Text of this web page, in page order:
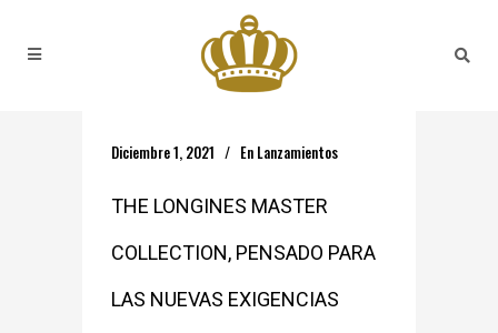
Diciembre 1, 2021 En Lanzamientos
THE LONGINES MASTER
COLLECTION, PENSADO PARA
LAS NUEVAS EXIGENCIAS